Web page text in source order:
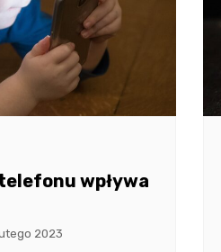
wpływa
2023